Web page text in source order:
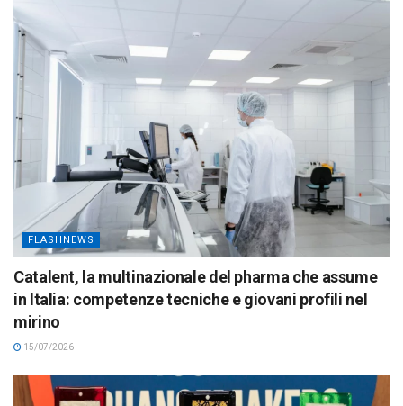
FLASHNEWS
Catalent, la multinazionale del pharma che assume
in Italia: competenze tecniche e giovani profili nel
mirino
15/07/2026